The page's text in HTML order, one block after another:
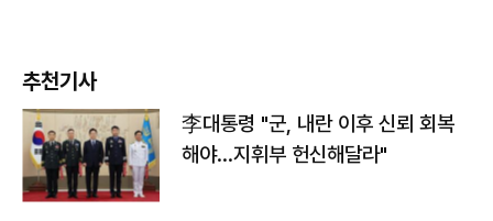
추천기사
李대통령 "군, 내란 이후 신뢰 회복
해야…지휘부 헌신해달라"